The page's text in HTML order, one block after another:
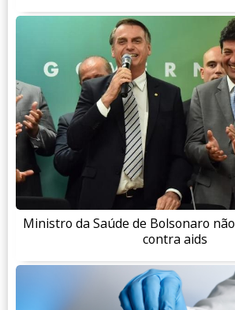
Ministro da Saúde de Bolsonaro
contra aids